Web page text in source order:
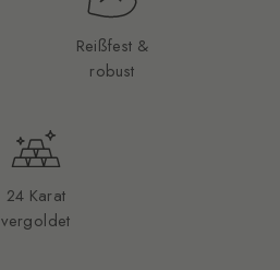
Reißfest &
robust
24 Karat
vergoldet